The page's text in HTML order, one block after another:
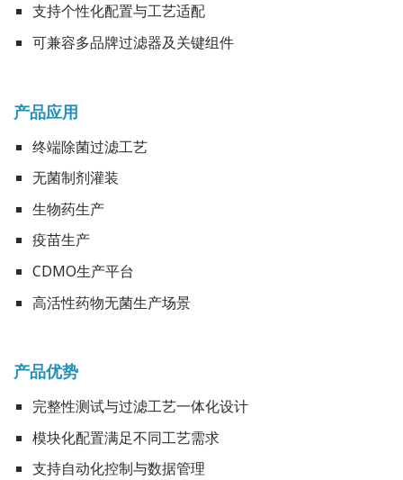
支持个性化配置与工艺适配
可兼容多品牌过滤器及关键组件
产品应用
终端除菌过滤工艺
无菌制剂灌装
生物药生产
疫苗生产
CDMO生产平台
高活性药物无菌生产场景
产品优势
完整性测试与过滤工艺一体化设计
模块化配置满足不同工艺需求
支持自动化控制与数据管理